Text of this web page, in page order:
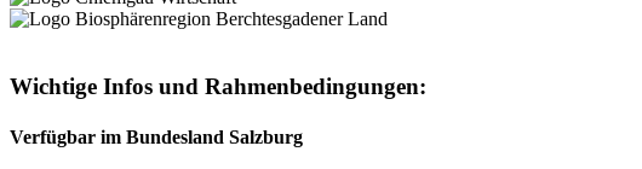
Wichtige Infos und Rahmenbedingungen:
Verfügbar im Bundesland Salzburg